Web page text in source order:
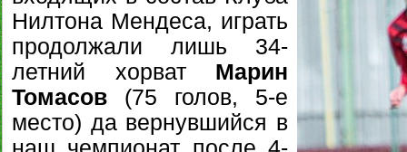
Нилтона Мендеса, играть
продолжали лишь 34-
летний хорват Марин
Томасов (75 голов, 5-е
место) да вернувшийся в